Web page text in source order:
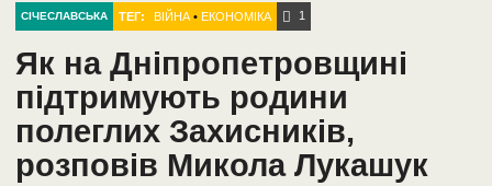
СІЧЕСЛАВСЬКА ТЕГ: ВІЙНА •ЕКОНОМІКА 1
Як на Дніпропетровщині
підтримують родини
полеглих Захисників,
розповів Микола Лукашук